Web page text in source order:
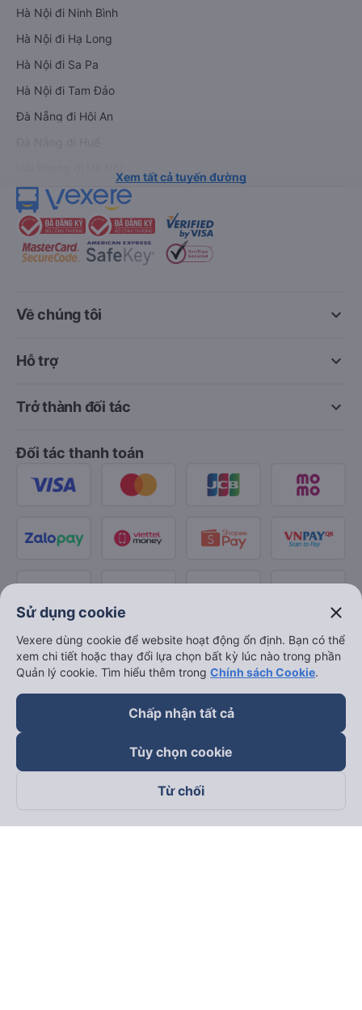
Hà Nội đi Ninh Bình
Hà Nội đi Hạ Long
Hà Nội đi Sa Pa
Hà Nội đi Tam Đảo
Đà Nẵng đi Hội An
Xem tất cả tuyến đường
keyboard_arrow_down
Về chúng tôi
keyboard_arrow_down
Hỗ trợ
keyboard_arrow_down
Trở thành đối tác
Đối tác thanh toán
Theo dõi chúng tôi trên
Sử dụng cookie close
Vexere dùng cookie để website hoạt động ổn định. Bạn có thể
xem chi tiết hoặc thay đổi lựa chọn bất kỳ lúc nào trong phần
Quản lý cookie. Tìm hiểu thêm trong Chính sách Cookie.
Chấp nhận tất cả
Tùy chọn cookie
Từ chối